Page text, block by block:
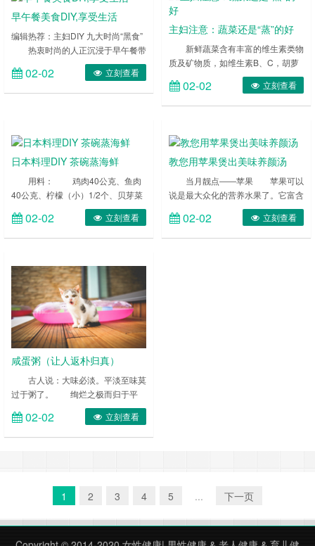
早午餐美食DIY,享受生活
编辑热荐：主妇DIY 九大时尚“黑食”
热衷时尚的人正沉浸于早午餐带
来的悠闲享受，这股源于度假的饮食
风潮，带来对美食更好和全新的诠
释。DIY的风潮逐渐成为时尚…… 用
02-02 立刻查看
主妇注意：蔬菜还是“蒸”的好
新鲜蔬菜含有丰富的维生素类物
质及矿物质，如维生素B、C，胡萝
卜素、槲皮素、钙、镁等，对维护心
血管系统的健康，预防动脉粥样硬
化、高血脂、高血压、冠心病、糖尿
都有一定益处。但是许多水溶性的营
养物质不稳定，温度过高会导致其分
解破坏，水溶性的维生素及矿物质可
能更多的溶解在汤里，但炒菜的汤里
有很多油，吃了会导致肥胖，不吃
汤，这些营养……
02-02 立刻查看
日本料理DIY 茶碗蒸海鲜
用料： 鸡肉40公克、鱼肉
40公克、柠檬（小）1/2个、贝芽菜
（萝卜婴）适量、蛤蜊40公克、鲜
香菇（小）4朵、煮出汁3杯、盐2/3
小匙、淡口酱油少许 ……
02-02 立刻查看
教您用苹果煲出美味养颜汤
当月靓点――苹果 苹果可以
说是最大众化的营养水果了。它富含
微量元素钾、锌。钾可将人体血液中
的钠置换出来并排出，对心血管起保
护作用;锌是构成与记忆力息息相关
02-02 立刻查看
咸蛋粥（让人返朴归真）
古人说：大味必淡。平淡至味莫
过于粥了。 绚烂之极而归于平
淡。当你尝遍珍馐佳肴后，一碗味甘
色淡、热气盈盈的粥或许会是你的最
爱。浮华尘世间，煮粥喝粥的那份恬
02-02 立刻查看
1 2 3 4 5 ... 下一页